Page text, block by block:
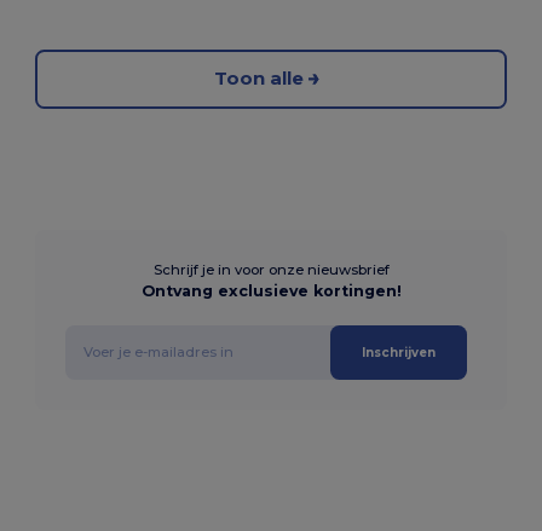
Toon alle
Schrijf je in voor onze nieuwsbrief
Ontvang exclusieve kortingen!
Inschrijven